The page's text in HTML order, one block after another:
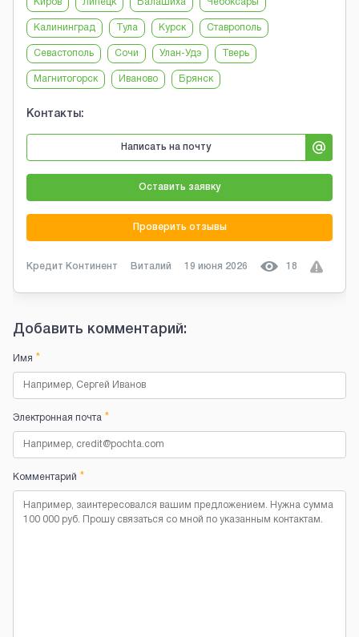
Киров Липецк Балашиха Чебоксары
Калининград Тула Курск Ставрополь
Севастополь Сочи Улан-Удэ Тверь
Магнитогорск Иваново Брянск
Контакты:
Написать на почту
Оставить заявку
Проверить отзывы
Кредит Континент Виталий 19 июня 2026 18
Добавить комментарий:
Имя *
Электронная почта *
Комментарий *